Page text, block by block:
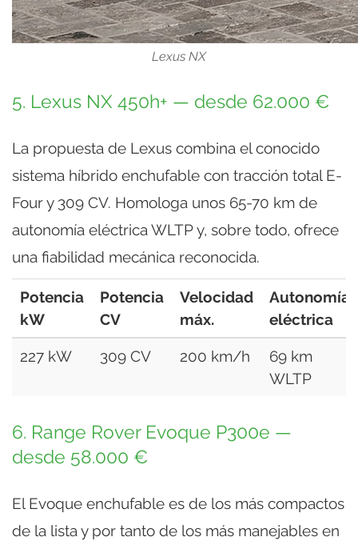
Lexus NX
5. Lexus NX 450h+ — desde 62.000 €
La propuesta de Lexus combina el conocido
sistema híbrido enchufable con tracción total E-
Four y 309 CV. Homologa unos 65-70 km de
autonomía eléctrica WLTP y, sobre todo, ofrece
una fiabilidad mecánica reconocida.
Potencia
kW
Potencia
CV
Velocidad
máx.
Autonomía
eléctrica
227 kW 309 CV 200 km/h
69 km
WLTP
6. Range Rover Evoque P300e —
desde 58.000 €
El Evoque enchufable es de los más compactos
de la lista y por tanto de los más manejables en